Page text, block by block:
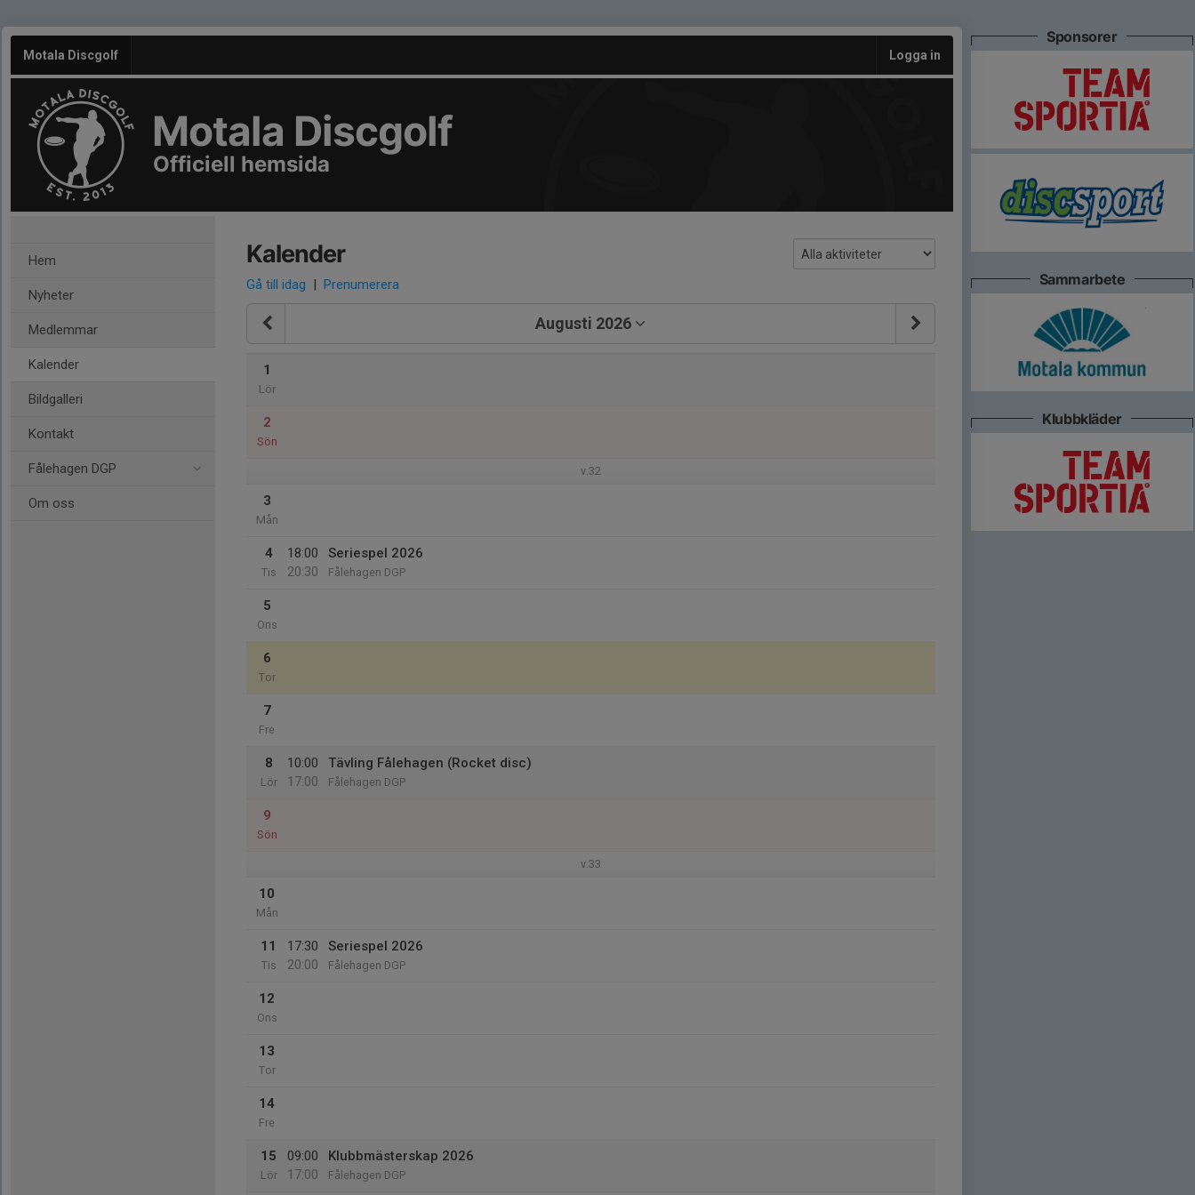
Motala Discgolf Logga in
Motala Discgolf
Officiell hemsida
Hem
Nyheter
Medlemmar
Kalender
Bildgalleri
Kontakt
Fålehagen DGP
Om oss
Kalender
Gå till idag | Prenumerera
Augusti 2026
1
Lör
2
Sön
v.32
3
Mån
4
Tis
18:00
20:30
Seriespel 2026
Fålehagen DGP
5
Ons
6
Tor
7
Fre
8
Lör
10:00
17:00
Tävling Fålehagen (Rocket disc)
Fålehagen DGP
9
Sön
v.33
10
Mån
11
Tis
17:30
20:00
Seriespel 2026
Fålehagen DGP
12
Ons
13
Tor
14
Fre
15
Lör
09:00
17:00
Klubbmästerskap 2026
Fålehagen DGP
Sponsorer
Sammarbete
Klubbkläder